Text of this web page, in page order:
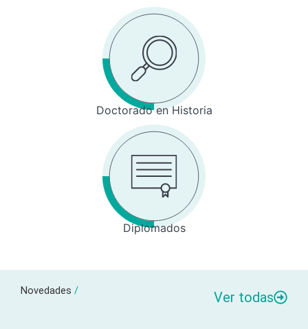
Doctorado en Historia
Diplomados
Novedades / Ver todas